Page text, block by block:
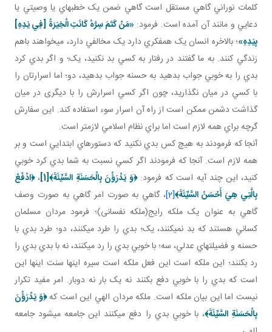
کلمات نوراني گاهي مستقل است گاهي ضمن يک خطبه اي يا وصيتي يا
دعايي و مانند آن آمده است. فرمود: «مَنْ كَتَمَ سِرَّهُ كَانَتِ الْخِيَرَةُ [فِي يَدِهِ‏]
بِيَدِهِ‏»؛ بالاخره انسان يک همفکري دارد يک مخالفي دارد، مي خواهند باهم
زندگي کنند. به ما گفتند در رفتار به کسي بد نکنيد، يک؛ و اگر بدي کرد
بدي را به خوبي جواب بدهيد به حسنه جواب بدهيد، دو؛ اما اسرارتان را
با کسي در ميان نگذاريد، چون اگر کسي اسرارش را با ديگری در ميان
گذاشت دشمن ممکن است از راه آن اسرار سوء استفاده کند. اين سفارش
گرچه براي همه لازم است اما براي نظام اسلامي لازم تر است.
آنجا که فرمودند به هيچ کس بدي نکنيد که دستورهاي ابتدايي است و بر
همه لازم است. آنجا که فرمودند اگر کسي نسبت به شما بدي کرد خوبي
کنيد، اين چند آيه است که فرمود:﴿وَ يَدْرَؤُنَ بِالْحَسَنَةِ السَّيِّئَةَ﴾[1] ،﴿ادْفَعْ
بِالَّتِي هِيَ أَحْسَنُ السَّيِّئَةَ﴾[2] ، گاهي به صورت امر گاهي به صورت وصف
گاهي به عنوان يک ملکه رايج(ملکه نفسانی)؛ فرمود مردان مسلمان
کساني هستند که بد نمي کنند، يک؛ بدي را طرد مي کنند، دو؛ طرد بدي با
حسنه و فضيلت هاي عدلي، سه؛ با خوبي بدي را رد مي کنند، نه با بدي بدي را
رد بکنند؛ اين ملکه است اين فعل ملکه است سيره اينها سنت اينها اين
است که بدي را با خوبي دفع بکنند نه يک بار نه دوبار. امر مفيد تکرار
نيست اما اين بيان ملکه است. ملکه مردان الهي اين است که﴿وَ يَدْرَؤُنَ
بِالْحَسَنَةِ السَّيِّئَةَ﴾، با خوبي بدي را دفع مي کنند اين جامعه مي شود جامعه